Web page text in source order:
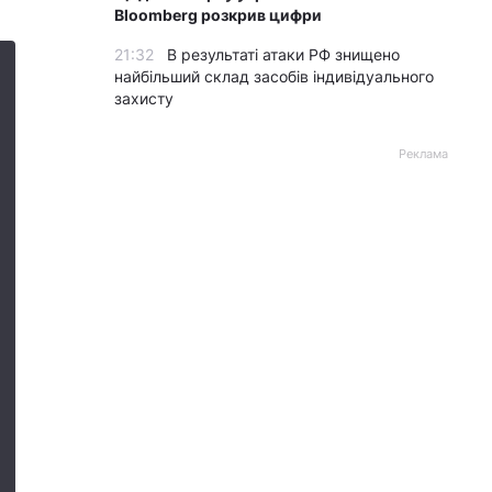
Bloomberg розкрив цифри
21:32
В результаті атаки РФ знищено
найбільший склад засобів індивідуального
захисту
Реклама